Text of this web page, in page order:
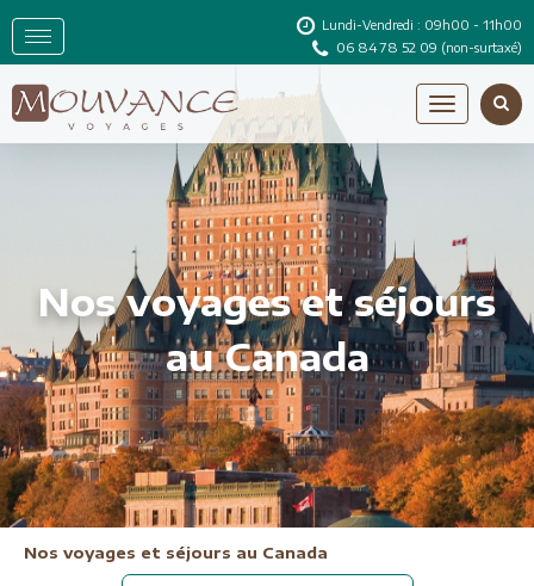
Lundi-Vendredi : 09h00 - 11h00
06 84 78 52 09 (non-surtaxé)
Nos voyages et séjours
au Canada
Nos voyages et séjours au Canada